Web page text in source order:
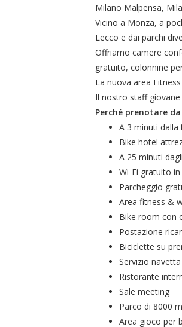
Milano Malpensa,
Vicino a Monza, a
Lecco e dai parchi
Offriamo camere
gratuito, colonnine
La nuova area
Il nostro staff
Perché prenotare
A 3 minuti dalla
Bike hotel
A 25 minuti
Wi-Fi gratuito
Parcheggio
Area fitness &
Bike room con
Postazione
Biciclette su
Servizio
Ristorante
Sale meeting
Parco di 8000
Area gioco per